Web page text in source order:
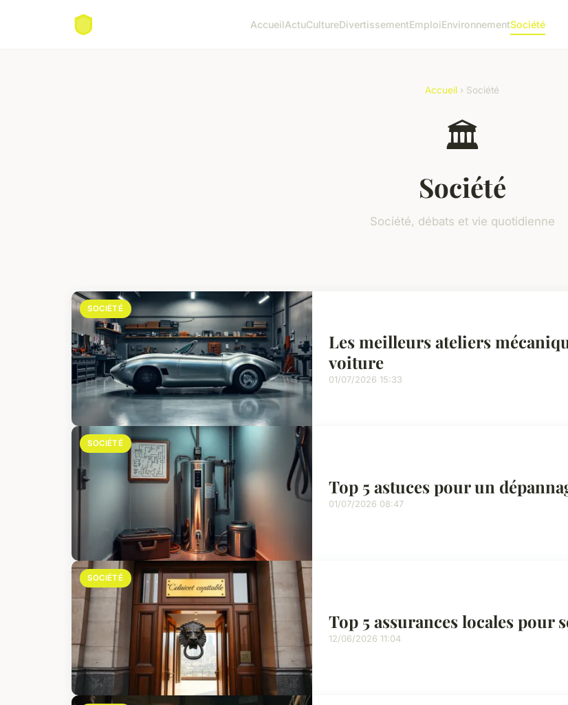
AccueilActuCultureDivertissementEmploiEnvironnementSociété
Accueil › Société
🏛️
Société
Société, débats et vie quotidienne
SOCIÉTÉ
Les meilleurs ateliers
voiture
01/07/2026 15:33
SOCIÉTÉ
Top 5 astuces pour un
01/07/2026 08:47
SOCIÉTÉ
Top 5 assurances locales pour
12/06/2026 11:04